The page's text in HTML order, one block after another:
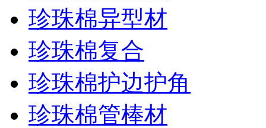
珍珠棉异型材
珍珠棉复合
珍珠棉护边护角
珍珠棉管棒材